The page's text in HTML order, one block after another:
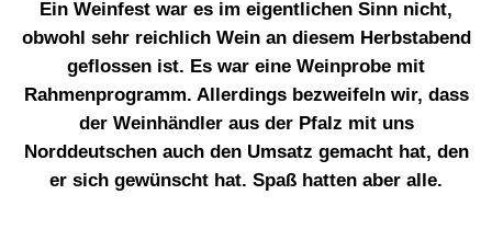
Ein Weinfest war es im eigentlichen Sinn nicht,
obwohl sehr reichlich Wein an diesem Herbstabend
geflossen ist. Es war eine Weinprobe mit
Rahmenprogramm. Allerdings bezweifeln wir, dass
der Weinhändler aus der Pfalz mit uns
Norddeutschen auch den Umsatz gemacht hat, den
er sich gewünscht hat. Spaß hatten aber alle.